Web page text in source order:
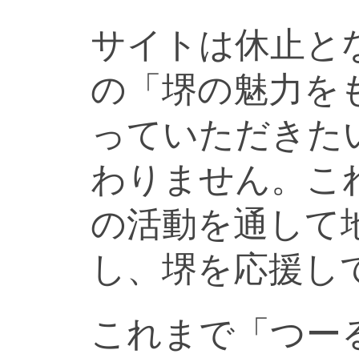
サイトは休止と
の「堺の魅力を
っていただきた
わりません。こ
の活動を通して
し、堺を応援し
これまで「つー